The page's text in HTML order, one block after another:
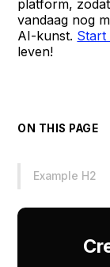
platform,
vandaag nog
AI-kunst. Start
leven!
ON THIS PAGE
Example H2